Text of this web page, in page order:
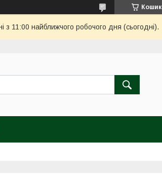
Кошик
з 11:00 найближчого робочого дня (сьогодні).